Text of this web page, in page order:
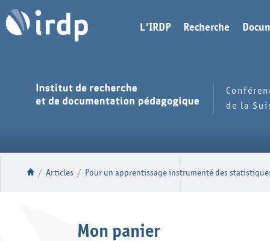
L'IRDP Recherche
de la
/ Articles / Pour un apprentissage instrumenté des
Mon panier